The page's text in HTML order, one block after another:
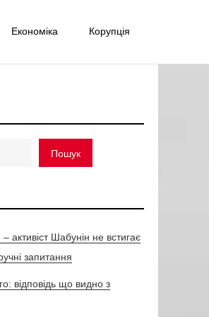
Економіка Корупція
Пошук
– активіст Шабунін не встигає
запитання
відповідь що видно з